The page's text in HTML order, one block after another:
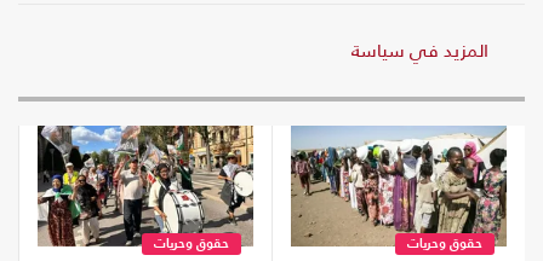
المزيد في سياسة
حقوق وحريات حقوق وحريات